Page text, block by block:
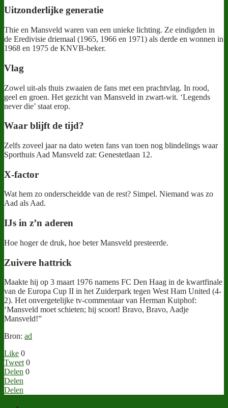
Uitzonderlijke generatie
Thie en Mansveld waren van een unieke lichting. Ze eindigden in
de Eredivisie driemaal (1965, 1966 en 1971) als derde en wonnen in
1968 en 1975 de KNVB-beker.
Vlag
Zowel uit-als thuis zwaaien de fans met een prachtvlag. In rood,
geel en groen. Het gezicht van Mansveld in zwart-wit. ‘Legends
never die’ staat erop.
Waar blijft de tijd?
Zelfs zoveel jaar na dato weten fans van toen nog blindelings waar
Sporthuis Aad Mansveld zat: Genestetlaan 12.
X-factor
Wat hem zo onderscheidde van de rest? Simpel. Niemand was zo
Aad als Aad.
IJs in z’n aderen
Hoe hoger de druk, hoe beter Mansveld presteerde.
Zuivere hattrick
Maakte hij op 3 maart 1976 namens FC Den Haag in de kwartfinale
van de Europa Cup II in het Zuiderpark tegen West Ham United (4-
2). Het onvergetelijke tv-commentaar van Herman Kuiphof:
‘Mansveld moet schieten; hij scoort! Bravo, Bravo, Aadje
Mansveld!”
Bron: ad
Like 0
Tweet 0
Delen 0
Delen
Delen